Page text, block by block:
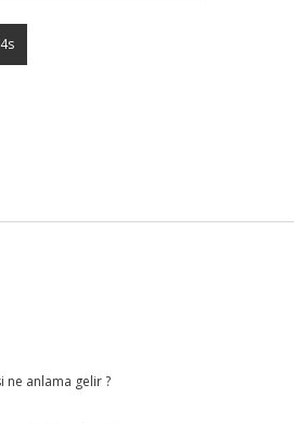
ne anlama gelir ?